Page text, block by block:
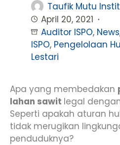
Taufik Mutu
April 20, 2021
Auditor ISPO, News
ISPO, Pengelolaan
Lestari
Apa yang membedakan
lahan sawit legal
Seperti apakah aturan
tidak merugikan
penduduknya?